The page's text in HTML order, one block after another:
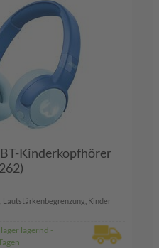
BT-Kinderkopfhörer
Lautstärkenbegrenzung, Kinder
lagernd -